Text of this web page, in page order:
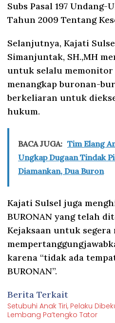
Subs Pasal 197 Undang-
Tahun 2009 Tentang
Selanjutnya, Kajati
Simanjuntak, SH.,MH
untuk selalu memonitor
menangkap buronan-
berkeliaran untuk
hukum.
BACA JUGA: Tim Elang
Ungkap Dugaan Tindak
Diamankan, Dua Buron
Kajati Sulsel juga
BURONAN yang telah
Kejaksaan untuk
karena “tidak ada
BURONAN”.
Berita Terkait
Setubuhi Anak Tiri, Pelaku
Lembang Pa’tengko Tator